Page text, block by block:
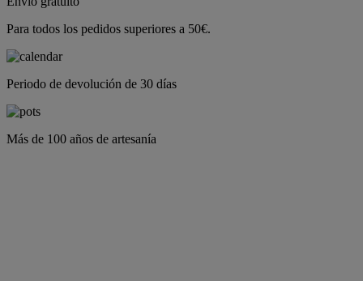
Para todos los pedidos superiores a 50€.
Periodo de devolución de 30 días
Más de 100 años de artesanía